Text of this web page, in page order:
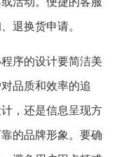
退换货申请。
序的设计要简洁美
品质和效率的追
，还是信息呈现方
的品牌形象。要确